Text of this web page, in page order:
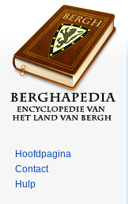
Hoofdpagina
Contact
Hulp